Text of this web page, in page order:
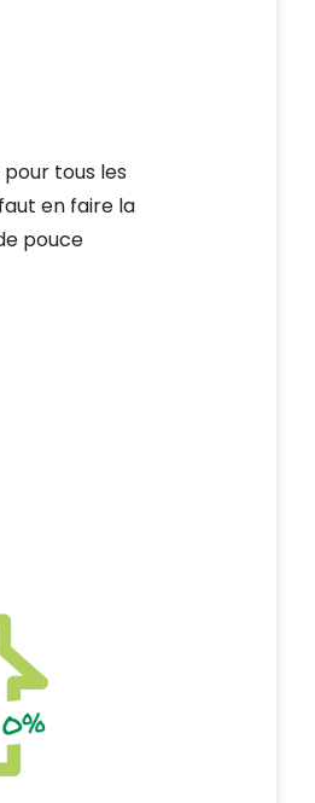
tous les
en faire la
pouce